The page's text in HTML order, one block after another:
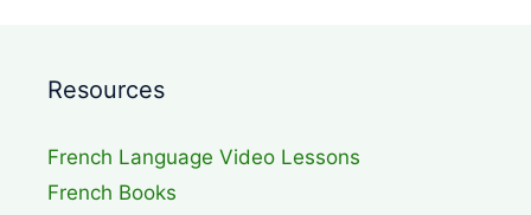
Resources
French Language Video Lessons
French Books